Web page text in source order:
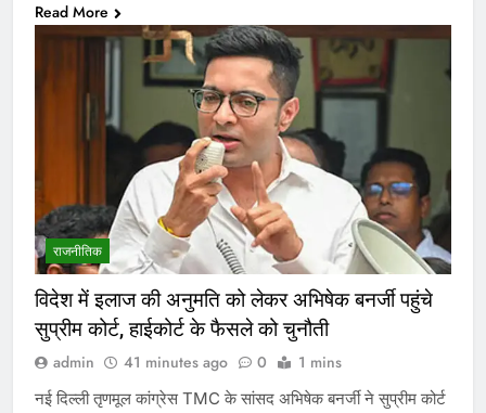
Read More
राजनीतिक
विदेश में इलाज की अनुमति को लेकर अभिषेक बनर्जी पहुंचे
सुप्रीम कोर्ट, हाईकोर्ट के फैसले को चुनौती
admin 41 minutes ago 0 1 mins
नई दिल्ली तृणमूल कांग्रेस TMC के सांसद अभिषेक बनर्जी ने सुप्रीम कोर्ट